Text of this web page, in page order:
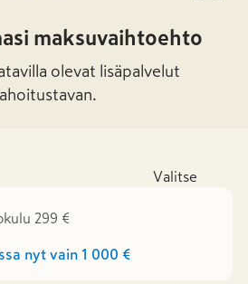
maksuvaihtoehto
olevat lisäpalvelut
Valitse
299 €
nyt vain 1 000 €